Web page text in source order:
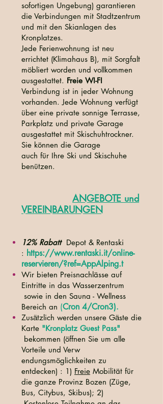
sofortigen Ungebung) garantieren
die Verbindungen mit Stadtzentrum
und mit den Skianlagen des
Kronplatzes.
Jede Ferienwohnung ist neu
errichtet (Klimahaus B), mit Sorgfalt
möbliert worden und vollkommen
ausgestattet. Freie WI-FI
Verbindung ist in jeder Wohnung
vorhanden. Jede Wohnung verfügt
über eine private sonnige Terrasse,
Parkplatz und private Garage
ausgestattet mit Skischuhtrockner.
Sie können die Garage
auch für Ihre Ski und Skischuhe
benützen.
ANGEBOTE und
VEREINBARUNGEN
12% Rabatt Depot & Rentaski
: https://www.rentaski.it/online-
reservieren/?ref=AppAlping.t
Wir bieten Preisnachlässe auf
Eintritte in das Wasserzentrum
sowie in den Sauna - Wellness
Bereich an (Cron 4/Cron3).
Zusӓtzlich werden unsere Gӓste die
Karte "Kronplatz Guest Pass"
bekommen (öffnen Sie um alle
Vorteile und Verw
endungsmöglichkeiten zu
entdecken) : 1) Freie Mobilität für
die ganze Provinz Bozen (Züge,
Bus, Citybus, Skibus); 2)